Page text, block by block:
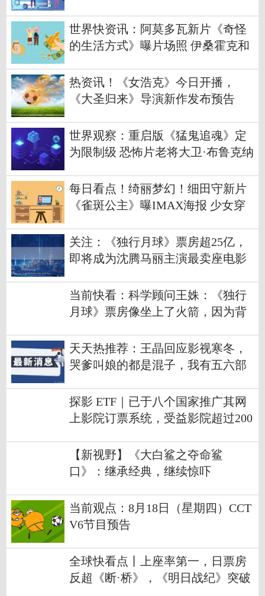
世界快资讯：阿莫多瓦新片《奇怪
的生活方式》曝片场照 伊桑霍克和
热资讯！《女浩克》今日开播，
《大圣归来》导演新作发布预告
世界观察：重启版《猛鬼追魂》定
为限制级 恐怖片老将大卫·布鲁克纳
每日看点！绮丽梦幻！细田守新片
《雀斑公主》曝IMAX海报 少女穿
关注：《独行月球》票房超25亿，
即将成为沈腾马丽主演最卖座电影
当前快看：科学顾问王姝：《独行
月球》票房像坐上了火箭，因为背
天天热推荐：王晶回应影视寒冬，
哭爹叫娘的都是混子，我有五六部
探影 ETF｜已于八个国家推广其网
上影院订票系统，受益影院超过200
【新视野】《大白鲨之夺命鲨
口》：继承经典，继续惊吓
当前观点：8月18日（星期四）CCT
V6节目预告
全球快看点丨上座率第一，日票房
反超《断·桥》，《明日战纪》突破